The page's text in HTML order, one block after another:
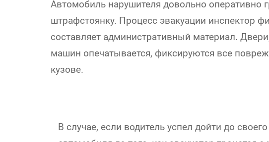
Автомобиль нарушителя довольно оперативно
штрафстоянку. Процесс эвакуации инспектор
составляет административный материал.
машин опечатывается, фиксируются все
кузове.
В случае, если водитель успел дойти до своего